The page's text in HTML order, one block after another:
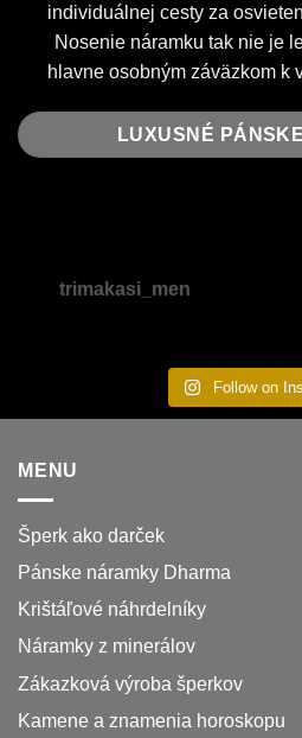
individuálnej cesty za
Nosenie náramku tak nie je
hlavne osobným záväzkom k
LUXUSNÉ
trimakasi_men
Follow on
MENU
Šperk ako darček
Pánske náramky Dharma
Krištáľové náhrdelníky
Náramky z minerálov
Zákazková výroba šperkov
Kamene a znamenia horoskopu